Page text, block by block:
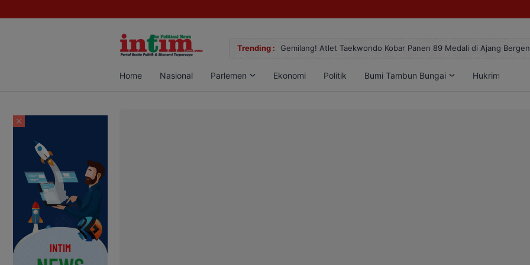
Trending :
Sabu di Pangkalan Bun, Dua Pelaku Diamankan Gemilang! Atlet Taekwondo Kobar Panen 89 Medali di Ajang
Home Nasional Parlemen Ekonomi Politik Bumi Tambun Bungai Hukrim